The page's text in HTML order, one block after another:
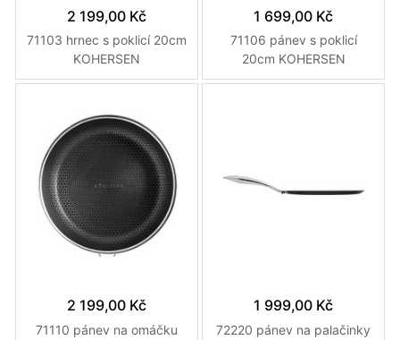
2 199,00 Kč
71103 hrnec s poklicí 20cm
KOHERSEN
1 699,00 Kč
71106 pánev s poklicí
20cm KOHERSEN
2 199,00 Kč
71110 pánev na omáčku
1 999,00 Kč
72220 pánev na palačinky